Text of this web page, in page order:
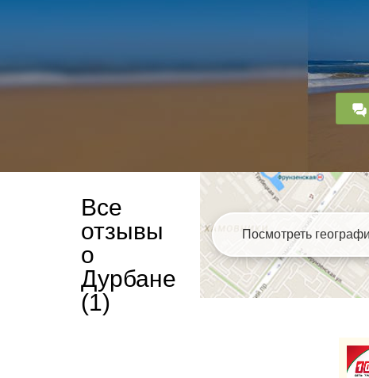
Все
отзывы
о
Дурбане
(1)
Посмотреть